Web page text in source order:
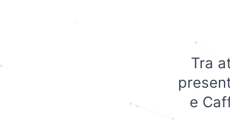
Tra
e